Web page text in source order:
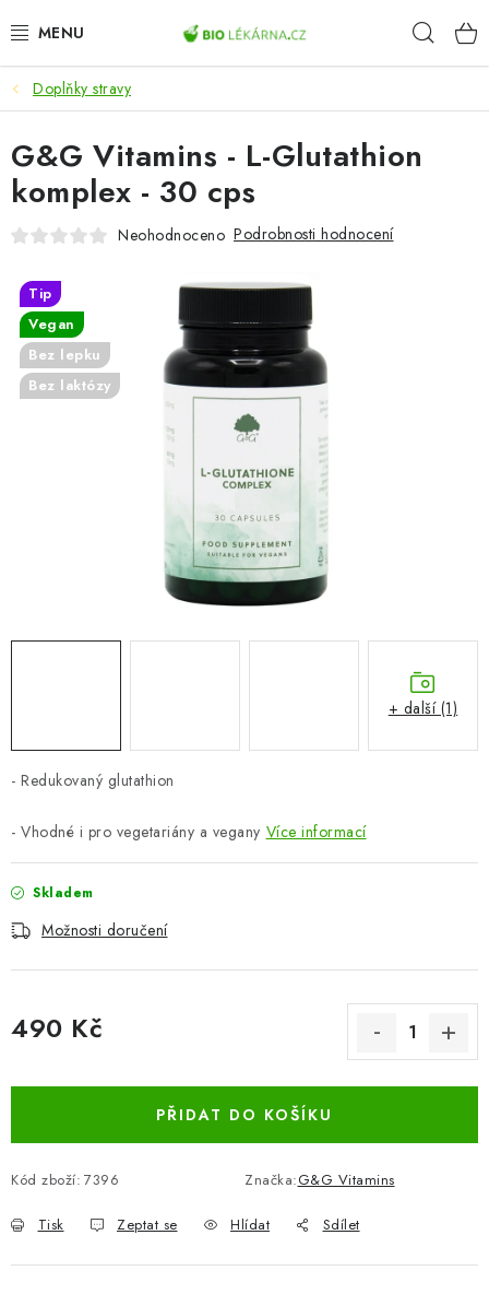
na
AKCE
DOPLŇKY STRAVY
PŘÍRODNÍ KOSMETIKA
ZDRAVÉ POTRAVINY
PŘÍSTROJE
ZDRAVOTNÍ OKRUHY
Odborný garant MUDr. Monika Klaudysová
Obchodní podmínky Kontakty
Doplňky stravy
- Redukovaný glutathion
- Vhodné i pro vegetariány a vegany Více informací
Skladem
Možnosti doručení
490 Kč
PŘIDAT DO KOŠÍKU
Kód zboží: 7396 Značka:G&G Vitamins
Tisk Zeptat se Hlídat Sdílet
G&G Vitamins - L-Glutathion
komplex - 30 cps
Neohodnoceno Podrobnosti hodnocení
Tip
Vegan
Bez lepku
Bez laktózy
+ další (1)